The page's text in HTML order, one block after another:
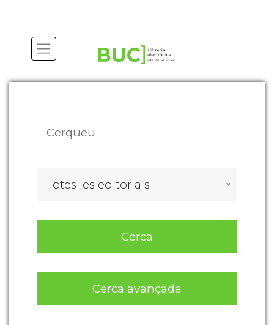
Totes les editorials
Cerca
Cerca avançada